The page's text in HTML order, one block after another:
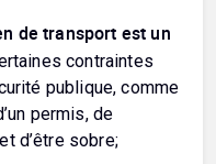
de transport est un
contraintes
publique, comme
permis, de
d’être sobre;